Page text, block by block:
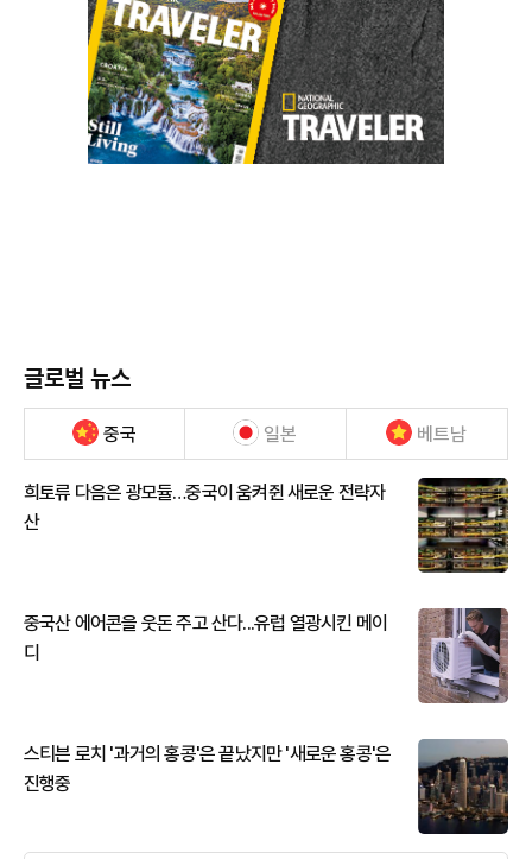
글로벌 뉴스
중국 일본 베트남
희토류 다음은 광모듈…중국이 움켜쥔 새로운 전략자
산
중국산 에어콘을 웃돈 주고 산다...유럽 열광시킨 메이
디
스티븐 로치 '과거의 홍콩'은 끝났지만 '새로운 홍콩'은
진행중